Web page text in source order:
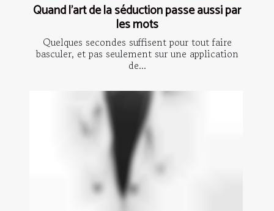
Quand l’art de la séduction passe aussi par
les mots
Quelques secondes suffisent pour tout faire
basculer, et pas seulement sur une application
de...